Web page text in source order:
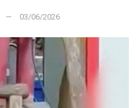
03/06/2026